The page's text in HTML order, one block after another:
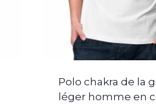
Polo chakra de la
léger homme en